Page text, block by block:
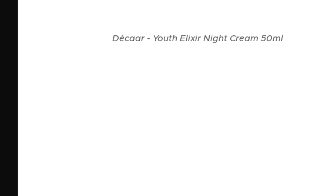
Décaar - Youth Elixir Night Cream 50ml